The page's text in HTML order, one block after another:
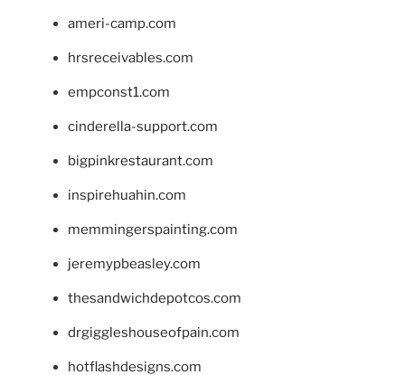
ameri-camp.com
hrsreceivables.com
empconst1.com
cinderella-support.com
bigpinkrestaurant.com
inspirehuahin.com
memmingerspainting.com
jeremypbeasley.com
thesandwichdepotcos.com
drgiggleshouseofpain.com
hotflashdesigns.com